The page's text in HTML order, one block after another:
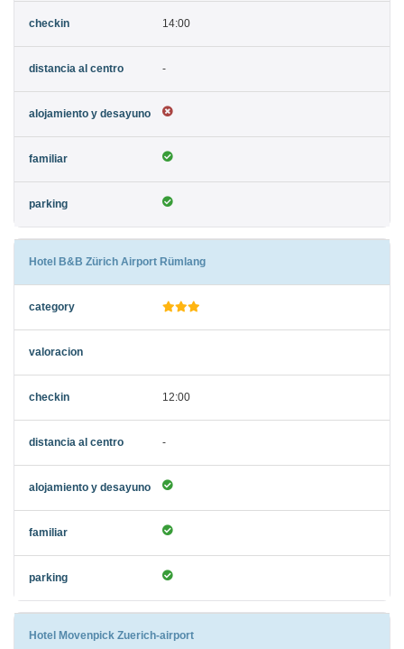
14:00
-
Hotel B&B Zürich Airport Rümlang
12:00
-
Hotel Movenpick Zuerich-airport